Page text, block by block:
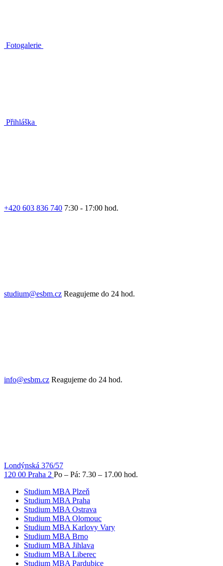
Fotogalerie
Přihláška
+420 603 836 740 7:30 - 17:00 hod.
studium@esbm.cz Reagujeme do 24 hod.
info@esbm.cz Reagujeme do 24 hod.
Londýnská 376/57
120 00 Praha 2 Po – Pá: 7.30 – 17.00 hod.
Studium MBA Plzeň
Studium MBA Praha
Studium MBA Ostrava
Studium MBA Olomouc
Studium MBA Karlovy Vary
Studium MBA Brno
Studium MBA Jihlava
Studium MBA Liberec
Studium MBA Pardubice